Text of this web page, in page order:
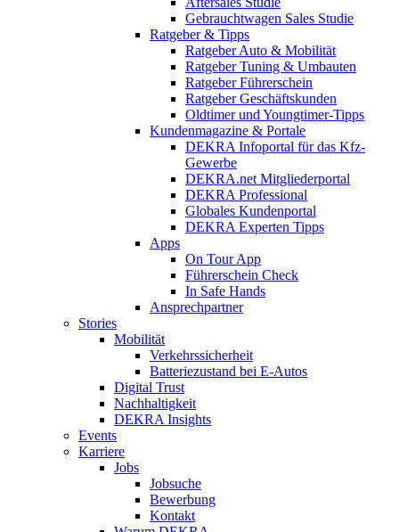
Gebrauchtwagen Sales Studie
Ratgeber & Tipps
Ratgeber Auto & Mobilität
Ratgeber Tuning & Umbauten
Ratgeber Führerschein
Ratgeber Geschäftskunden
Oldtimer und Youngtimer-Tipps
Kundenmagazine & Portale
DEKRA Infoportal für das Kfz-
Gewerbe
DEKRA.net Mitgliederportal
DEKRA Professional
Globales Kundenportal
DEKRA Experten Tipps
Apps
On Tour App
Führerschein Check
In Safe Hands
Ansprechpartner
Stories
Mobilität
Verkehrssicherheit
Batteriezustand bei E-Autos
Digital Trust
Nachhaltigkeit
DEKRA Insights
Events
Karriere
Jobs
Jobsuche
Bewerbung
Kontakt